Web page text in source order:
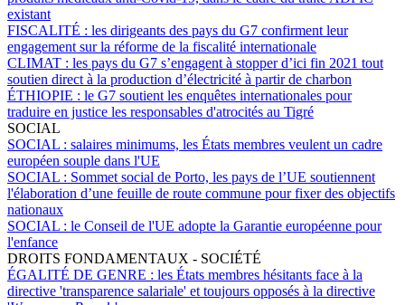
existant
FISCALITÉ : les dirigeants des pays du G7 confirment leur
engagement sur la réforme de la fiscalité internationale
CLIMAT : les pays du G7 s’engagent à stopper d’ici fin 2021 tout
soutien direct à la production d’électricité à partir de charbon
ÉTHIOPIE : le G7 soutient les enquêtes internationales pour
traduire en justice les responsables d'atrocités au Tigré
SOCIAL
SOCIAL : salaires minimums, les États membres veulent un cadre
européen souple dans l'UE
SOCIAL : Sommet social de Porto, les pays de l’UE soutiennent
l'élaboration d’une feuille de route commune pour fixer des objectifs
nationaux
SOCIAL : le Conseil de l'UE adopte la Garantie européenne pour
l'enfance
DROITS FONDAMENTAUX - SOCIÉTÉ
ÉGALITÉ DE GENRE : les États membres hésitants face à la
directive 'transparence salariale' et toujours opposés à la directive